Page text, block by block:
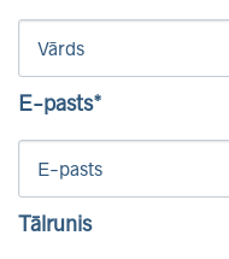
E-pasts*
Tālrunis